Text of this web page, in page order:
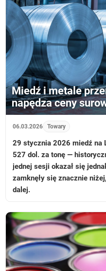
Miedź i metale
napędza ceny
06.03.2026 Towary
29 stycznia 2026 miedź na
527 dol. za tonę —
jednej sesji okazał się
zamknęły się znacznie
dalej.